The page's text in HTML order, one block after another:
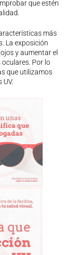
que estén
más
La exposición
y aumentar el
Por lo
que utilizamos